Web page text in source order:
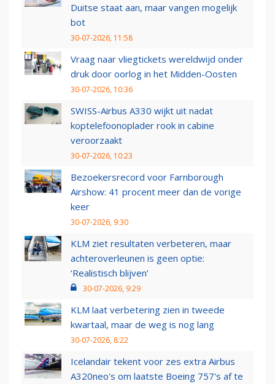
Duitse staat aan, maar vangen mogelijk
bot
30-07-2026, 11:58
Vraag naar vliegtickets wereldwijd onder
druk door oorlog in het Midden-Oosten
30-07-2026, 10:36
SWISS-Airbus A330 wijkt uit nadat
koptelefoonoplader rook in cabine
veroorzaakt
30-07-2026, 10:23
Bezoekersrecord voor Farnborough
Airshow: 41 procent meer dan de vorige
keer
30-07-2026, 9:30
KLM ziet resultaten verbeteren, maar
achteroverleunen is geen optie:
‘Realistisch blijven’
30-07-2026, 9:29
KLM laat verbetering zien in tweede
kwartaal, maar de weg is nog lang
30-07-2026, 8:22
Icelandair tekent voor zes extra Airbus
A320neo's om laatste Boeing 757's af te